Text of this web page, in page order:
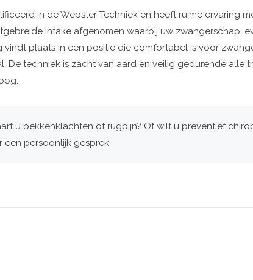
in de Webster Techniek en heeft ruime ervaring
intake afgenomen waarbij uw zwangerschap,
vindt plaats in een positie die comfortabel is voor
De techniek is zacht van aard en veilig gedurende alle
u bekkenklachten of rugpijn? Of wilt u preventief
een persoonlijk gesprek.